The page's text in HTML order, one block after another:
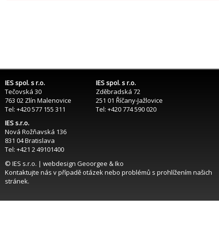
IES spol. s r.o.
Tečovská 30
763 02 Zlín Malenovice
Tel: +420 577 155 311
IES spol. s r.o.
Zděbradská 72
251 01 Říčany-Jažlovice
Tel: +420 774 590 020
IES s.r.o.
Nová Rožňavská 136
831 04 Bratislava
Tel: +421 2 49101400
© IES s.r.o. | webdesign Geoorgee & Iko
Kontaktujte nás v případě otázek nebo problémů s prohlížením našich
stránek.